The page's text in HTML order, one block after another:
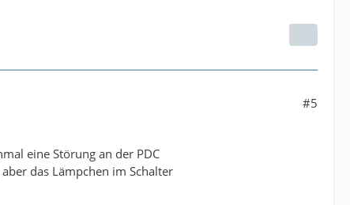
#5
eine Störung an der PDC
das Lämpchen im Schalter